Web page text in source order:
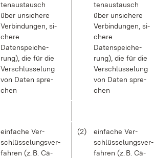
ten­aus­tausch
über un­si­che­re
Ver­bin­dun­gen, si­
che­re
Da­ten­spei­che­
rung), die für die
Ver­schlüs­se­lung
von Da­ten spre­
chen
ten­aus­tausch
über un­si­che­re
Ver­bin­dun­gen, si­
che­re
Da­ten­spei­che­
rung), die für die
Ver­schlüs­se­lung
von Da­ten spre­
chen
ein­fa­che Ver­
schlüs­se­lungs­ver­
fah­ren (z. B. Cä­
(2)
ein­fa­che Ver­
schlüs­se­lungs­ver­
fah­ren (z. B. Cä­